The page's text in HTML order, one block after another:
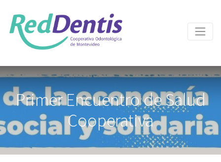
Primer Encuentro de Salud
Cooperativa